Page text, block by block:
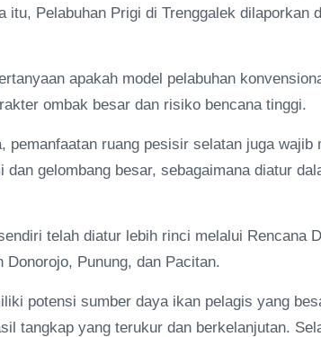
itu, Pelabuhan Prigi di Trenggalek dilaporkan
apakah model pelabuhan
ombak besar dan risiko bencana tinggi.
pemanfaatan ruang pesisir selatan juga wajib
gelombang besar, sebagaimana diatur
telah diatur lebih rinci melalui Rencana
Punung, dan Pacitan.
potensi sumber daya ikan pelagis yang
tangkap yang terukur dan berkelanjutan.